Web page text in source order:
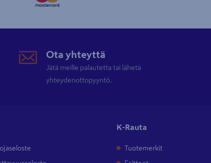
Ota yhteyttä
Jätä meille palautetta tai lähetä
yhteydenottopyyntö.
K-Rauta
Tuotemerkit